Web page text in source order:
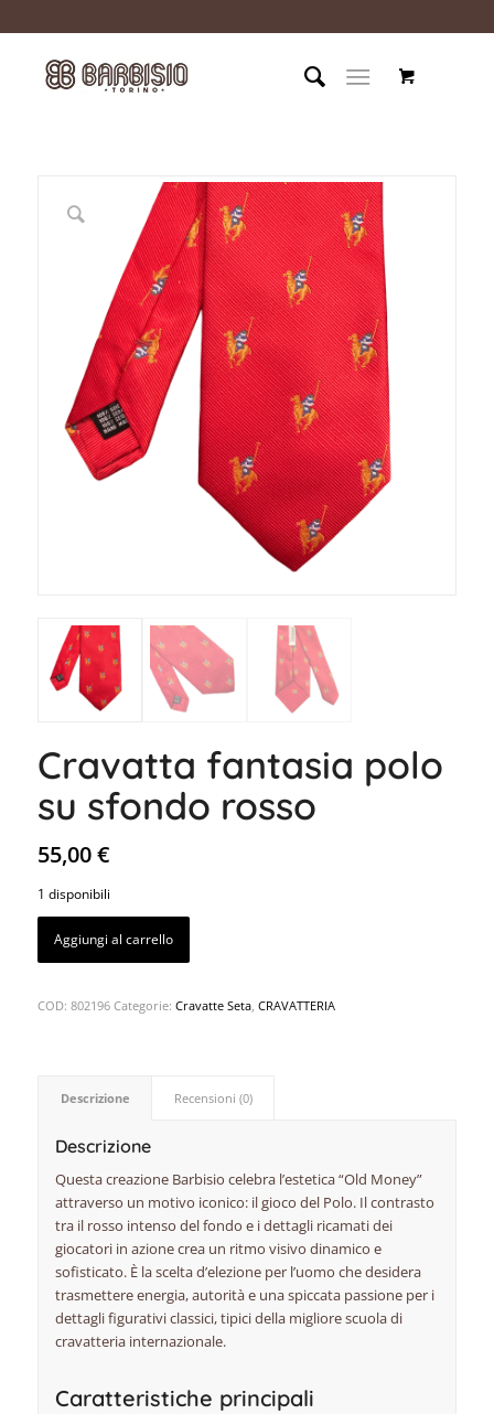
Cravatta fantasia polo
su sfondo rosso
55,00€
1 disponibili
Aggiungi al carrello
COD: 802196 Categorie: Cravatte Seta, CRAVATTERIA
Descrizione Recensioni (0)
Descrizione
Questa creazione Barbisio celebra l’estetica “Old Money”
attraverso un motivo iconico: il gioco del Polo. Il contrasto
tra il rosso intenso del fondo e i dettagli ricamati dei
giocatori in azione crea un ritmo visivo dinamico e
sofisticato. È la scelta d’elezione per l’uomo che desidera
trasmettere energia, autorità e una spiccata passione per i
dettagli figurativi classici, tipici della migliore scuola di
cravatteria internazionale.
Caratteristiche principali